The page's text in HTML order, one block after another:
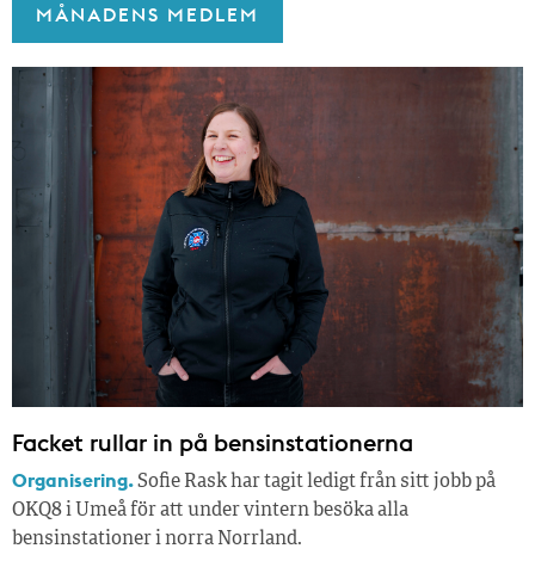
MÅNADENS MEDLEM
Facket rullar in på bensinstationerna
Organisering.Sofie Rask har tagit ledigt från sitt jobb på
OKQ8 i Umeå för att under vintern besöka alla
bensinstationer i norra Norrland.